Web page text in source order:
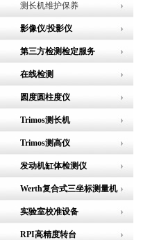
测长机维护保养
影像仪/投影仪
第三方检测检定服务
在线检测
圆度圆柱度仪
Trimos测长机
Trimos测高仪
发动机缸体检测仪
Werth复合式三坐标测量机
实验室校准设备
RPI高精度转台